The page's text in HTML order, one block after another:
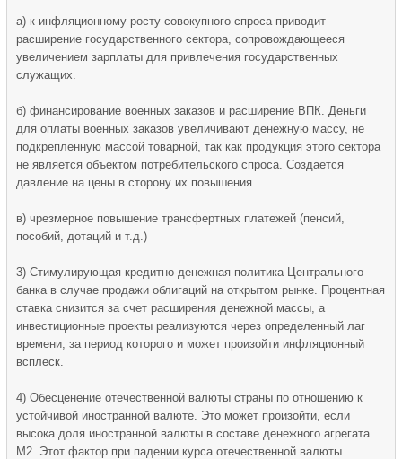
а) к инфляционному росту совокупного спроса приводит
расширение государственного сектора, сопровождающееся
увеличением зарплаты для привлечения государственных
служащих.
б) финансирование военных заказов и расширение ВПК. Деньги
для оплаты военных заказов увеличивают денежную массу, не
подкрепленную массой товарной, так как продукция этого сектора
не является объектом потребительского спроса. Создается
давление на цены в сторону их повышения.
в) чрезмерное повышение трансфертных платежей (пенсий,
пособий, дотаций и т.д.)
3) Стимулирующая кредитно-денежная политика Центрального
банка в случае продажи облигаций на открытом рынке. Процентная
ставка снизится за счет расширения денежной массы, а
инвестиционные проекты реализуются через определенный лаг
времени, за период которого и может произойти инфляционный
всплеск.
4) Обесценение отечественной валюты страны по отношению к
устойчивой иностранной валюте. Это может произойти, если
высока доля иностранной валюты в составе денежного агрегата
М2. Этот фактор при падении курса отечественной валюты